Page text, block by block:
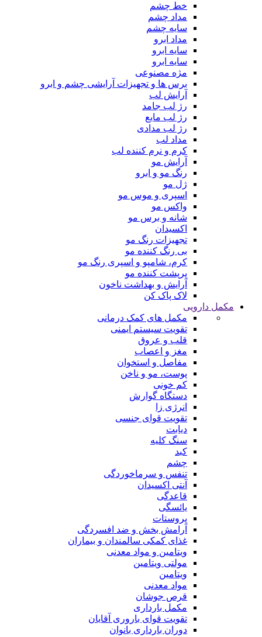
خط چشم
مداد چشم
سایه چشم
مداد ابرو
سایه ابرو
سایه ابرو
مژه مصنوعی
برس ها و تجهیزات آرایشی چشم و ابرو
آرایش لب
رژ لب جامد
رژ لب مایع
رژ لب مدادی
مداد لب
کرم و نرم کننده لب
آرایش مو
رنگ مو و ابرو
ژل مو
اسپری و موس مو
واکس مو
شانه و برس مو
اکسیدان
تجهیزات رنگ مو
بی رنگ کننده مو
کرم، شامپو و اسپری رنگ مو
پرپشت کننده مو
آرایش و بهداشت ناخون
لاک پاک کن
مکمل دارویی
مکمل های کمک درمانی
تقویت سیستم ایمنی
قلب و عروق
مغز و اعصاب
مفاصل و استخوان
پوست، مو و ناخن
کم خونی
دستگاه گوارش
انرژی زا
تقویت قوای جنسی
دیابت
سنگ کلیه
کبد
چشم
تنفس و سرماخوردگی
آنتی اکسیدان
قاعدگی
یائسگی
پروستات
آرامش بخش و ضد افسردگی
غذای کمکی سالمندان و بیماران
ویتامین و مواد معدنی
مولتی ویتامین
ویتامین
مواد معدنی
قرص جوشان
مکمل بارداری
تقویت قوای باروری آقایان
دوران بارداری بانوان